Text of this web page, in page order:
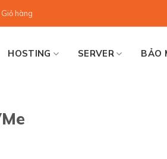
Giỏ hàng
HOSTING SERVER BẢO